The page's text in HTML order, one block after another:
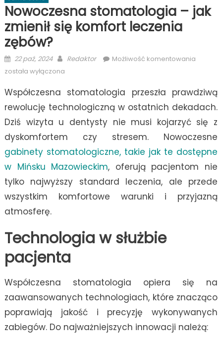
Nowoczesna stomatologia – jak
zmienił się komfort leczenia
zębów?
Posted
on
22 paź, 2024 Author
Redaktor Możliwość komentowania
jak
zmienił
komfort
zębów?
została wyłączona
Współczesna stomatologia przeszła prawdziwą
rewolucję technologiczną w ostatnich dekadach.
Dziś wizyta u dentysty nie musi kojarzyć się z
dyskomfortem czy stresem. Nowoczesne
gabinety stomatologiczne, takie jak te dostępne
w Mińsku Mazowieckim, oferują pacjentom nie
tylko najwyższy standard leczenia, ale przede
wszystkim komfortowe warunki i przyjazną
atmosferę.
Technologia w służbie
pacjenta
Współczesna stomatologia opiera się na
zaawansowanych technologiach, które znacząco
poprawiają jakość i precyzję wykonywanych
zabiegów. Do najważniejszych innowacji należą: